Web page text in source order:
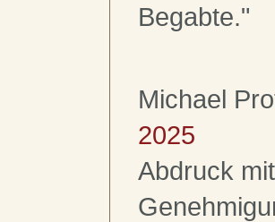
Begabte."
Michael
2025
Abdruck